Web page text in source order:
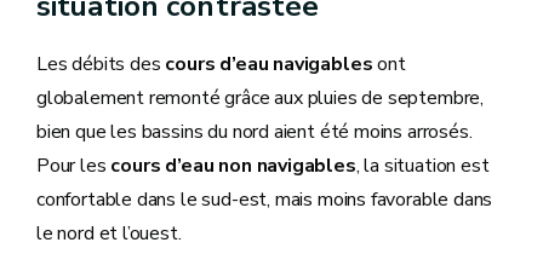
Les débits des cours d’eau navigablesont
globalement remonté grâce aux pluies de septembre,
bien que les bassins du nord aient été moins arrosés.
Pour les cours d’eau non navigables, la situation est
confortable dans le sud-est, mais moins favorable dans
le nord et l’ouest.